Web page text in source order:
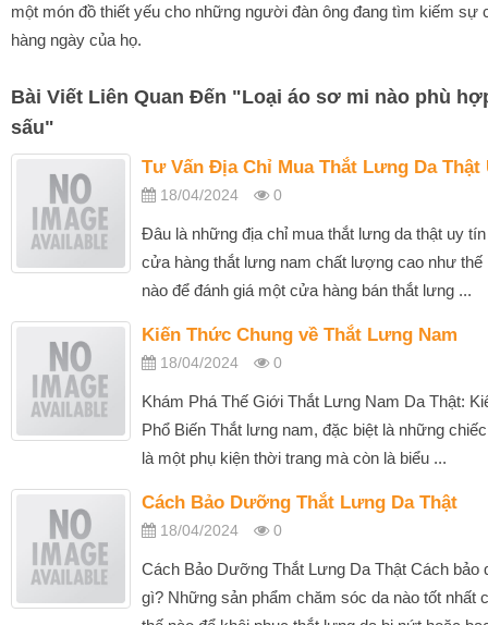
một món đồ thiết yếu cho những người đàn ông đang tìm kiếm sự
hàng ngày của họ.
Bài Viết Liên Quan Đến "Loại áo sơ mi nào phù
sấu"
Tư Vấn Địa Chỉ Mua Thắt Lưng Da Thật
18/04/2024 0
Đâu là những địa chỉ mua thắt lưng da thật uy
cửa hàng thắt lưng nam chất lượng cao như thế
nào để đánh giá một cửa hàng bán thắt lưng ...
Kiến Thức Chung về Thắt Lưng Nam
18/04/2024 0
Khám Phá Thế Giới Thắt Lưng Nam Da Thật:
Phổ Biến Thắt lưng nam, đặc biệt là những
là một phụ kiện thời trang mà còn là biểu ...
Cách Bảo Dưỡng Thắt Lưng Da Thật
18/04/2024 0
Cách Bảo Dưỡng Thắt Lưng Da Thật Cách bảo
gì? Những sản phẩm chăm sóc da nào tốt nhất